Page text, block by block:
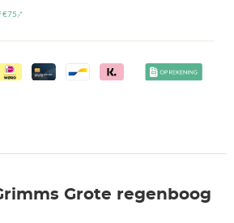
*
Grote regenboog